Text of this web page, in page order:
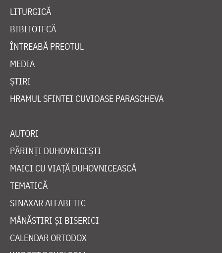
LITURGICĂ
BIBLIOTECĂ
ÎNTREABĂ PREOTUL
MEDIA
ȘTIRI
HRAMUL SFINTEI CUVIOASE PARASCHEVA
AUTORI
PĂRINȚI DUHOVNICEȘTI
MAICI CU VIAȚĂ DUHOVNICEASCĂ
TEMATICĂ
SINAXAR ALFABETIC
MĂNĂSTIRI ȘI BISERICI
CALENDAR ORTODOX